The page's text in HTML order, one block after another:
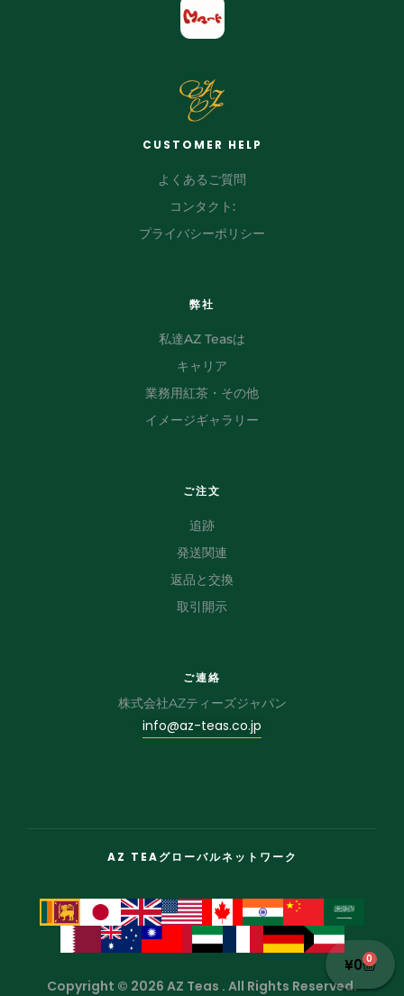
¥0 0
CUSTOMER HELP
よくあるご質問
コンタクト:
プライバシーポリシー
弊社
私達AZ Teasは
キャリア
業務用紅茶・その他
イメージギャラリー
ご注文
追跡
発送関連
返品と交換
取引開示
ご連絡
株式会社AZティーズジャパン
info@az-teas.co.jp
AZ TEAグローバルネットワーク
Copyright © 2026 AZ Teas . All Rights Reserved.